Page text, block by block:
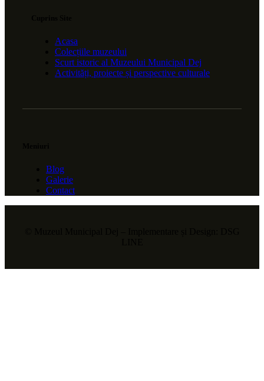
Acasa
Colecțiile muzeului
Scurt istoric al Muzeului Municipal Dej
Activități, proiecte și perspective culturale
Blog
Galerie
Contact